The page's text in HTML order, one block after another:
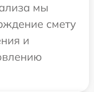
мы
смету
и